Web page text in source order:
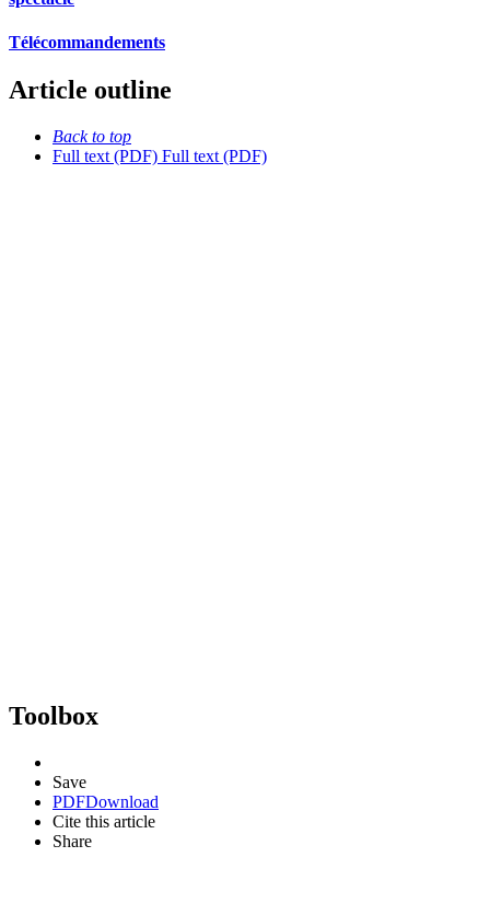
Télécommandements
Article outline
Back to top
Full text (PDF) Full text (PDF)
Toolbox
Save
PDFDownload
Cite this article
Share